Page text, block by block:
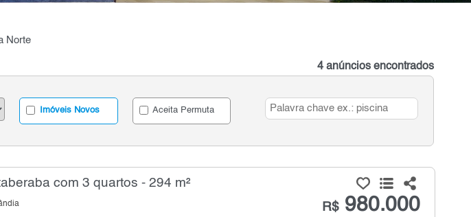
Norte
4 anúncios encontrados
Imóveis Novos Aceita Permuta
com 3 quartos - 294 m²
R$980.000